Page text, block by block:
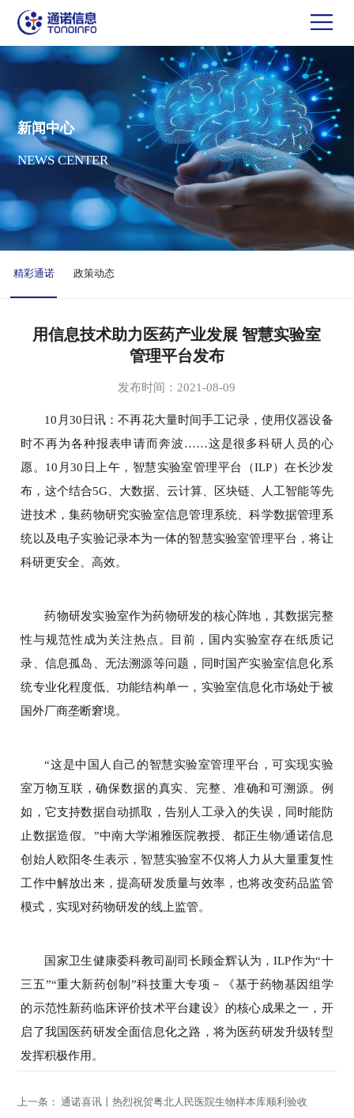
新闻中心
NEWS CENTER
精彩通诺 政策动态
用信息技术助力医药产业发展 智慧实验室
管理平台发布
发布时间：2021-08-09
10月30日讯：不再花大量时间手工记录，使用仪器设备
时不再为各种报表申请而奔波……这是很多科研人员的心
愿。10月30日上午，智慧实验室管理平台（ILP）在长沙发
布，这个结合5G、大数据、云计算、区块链、人工智能等先
进技术，集药物研究实验室信息管理系统、科学数据管理系
统以及电子实验记录本为一体的智慧实验室管理平台，将让
科研更安全、高效。
药物研发实验室作为药物研发的核心阵地，其数据完整
性与规范性成为关注热点。目前，国内实验室存在纸质记
录、信息孤岛、无法溯源等问题，同时国产实验室信息化系
统专业化程度低、功能结构单一，实验室信息化市场处于被
国外厂商垄断窘境。
“这是中国人自己的智慧实验室管理平台，可实现实验
室万物互联，确保数据的真实、完整、准确和可溯源。例
如，它支持数据自动抓取，告别人工录入的失误，同时能防
止数据造假。”中南大学湘雅医院教授、都正生物/通诺信息
创始人欧阳冬生表示，智慧实验室不仅将人力从大量重复性
工作中解放出来，提高研发质量与效率，也将改变药品监管
模式，实现对药物研发的线上监管。
国家卫生健康委科教司副司长顾金辉认为，ILP作为“十
三五”“重大新药创制”科技重大专项－《基于药物基因组学
的示范性新药临床评价技术平台建设》的核心成果之一，开
启了我国医药研发全面信息化之路，将为医药研发升级转型
发挥积极作用。
上一条：通诺喜讯丨热烈祝贺粤北人民医院生物样本库顺利验收